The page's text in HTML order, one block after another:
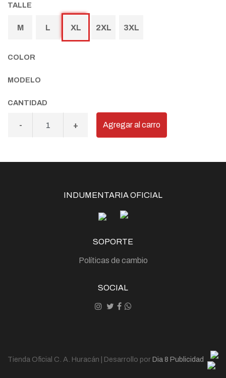
TALLE
M L XL 2XL 3XL
COLOR
MODELO
CANTIDAD
- + Agregar al carro
INDUMENTARIA OFICIAL
SOPORTE
Políticas de cambio
SOCIAL
Tienda Oficial C. A. Huracán | Desarrollo porDia 8 Publicidad